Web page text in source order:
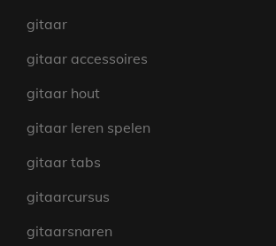
gitaar
gitaar accessoires
gitaar hout
gitaar leren spelen
gitaar tabs
gitaarcursus
gitaarsnaren